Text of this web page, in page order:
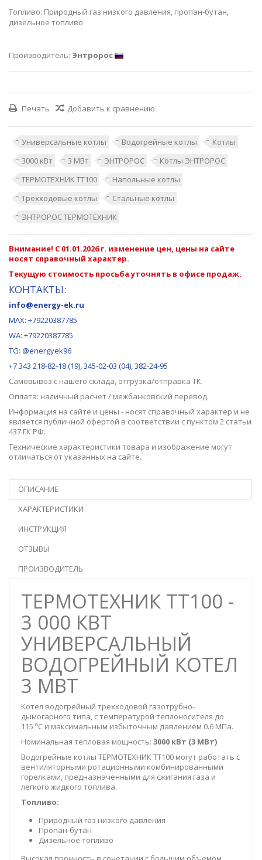
Топливо: Природный газ низкого давления, пропан-бутан,
дизельное топливо
Производитель: Энтророс
Печать Добавить к сравнению
Универсальные котлы Водогрейные котлы
Котлы
3000 кВт
3 МВт ЭНТРОРОС
Котлы ЭНТРОРОС
ТЕРМОТЕХНИК ТТ100
Напольные котлы
Трехходовые котлы
Стальные котлы
ЭНТРОРОС ТЕРМОТЕХНИК
Внимание! С 01.01.2026 г. изменение цен, цены на сайте
носят справочный характер.
Текущую стоимость просьба уточнять в офисе продаж.
КОНТАКТЫ:
info@energy-ek.ru
MAX: +79220387785
WA: +79220387785
TG: @energyek96
+7 343 218-82-18 (19), 345-02-03 (04), 382-24-95
Самовывоз с нашего склада, отгрузка/отправка ТК.
Оплата: наличный расчет / межбанковский перевод.
Информация на сайте и цены - носят справочный характер и не
является публичной офертой в соответствии с пунктом 2 статьи
437 ГК РФ.
Технические характеристики товара и изображение могут
отличаться от указанных на сайте.
ОПИСАНИЕ
ХАРАКТЕРИСТИКИ
ИНСТРУКЦИЯ
ОТЗЫВЫ
ПРОИЗВОДИТЕЛЬ
ТЕРМОТЕХНИК ТТ100 -
3 000 КВТ
УНИВЕРСАЛЬНЫЙ
ВОДОГРЕЙНЫЙ КОТЕЛ
3 МВТ
Котел водогрейный трехходовой газотрубно-
дымогарного типа, с температурой теплоносителя до
115 оС и максимальным избыточным давлением 0.6 МПа.
Номинальная тепловая мощность: 3000 кВт (3 МВт)
Водогрейные котлы ТЕРМОТЕХНИК ТТ100 могут работать с
вентиляторными ротационными комбинированными
горелками, предназначенными для сжигания газа и
легкого жидкого топлива.
Топливо:
Природный газ низкого давления
Пропан-бутан
Дизельное топливо